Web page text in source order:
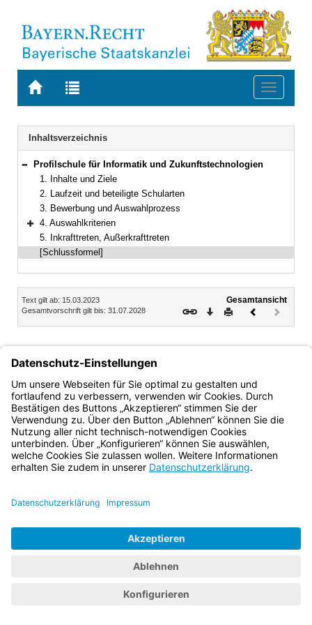
Zur
BAYERN.RECHT
Zur
letzten
Suche
Toggle
Navigation
Inhaltsverzeichnis
Bereich reduzieren
Profilschule für Informatik und Zukunftstechnologien
1. Inhalte und Ziele
2. Laufzeit und beteiligte Schularten
3. Bewerbung und Auswahlprozess
Bereich erweitern
4. Auswahlkriterien
5. Inkrafttreten, Außerkrafttreten
[Schlussformel]
Inhalt
Text gilt ab: 15.03.2023
Gesamtvorschrift gilt bis: 31.07.2028
Gesamtansicht
Download
DruckenVorheriges
Stefan Graf
Ministerialdirektor
Bayern.de
BayernPortal
Datenschutz
Barrierefreiheit
Hilfe
Kontakt
Kontrastwechsel